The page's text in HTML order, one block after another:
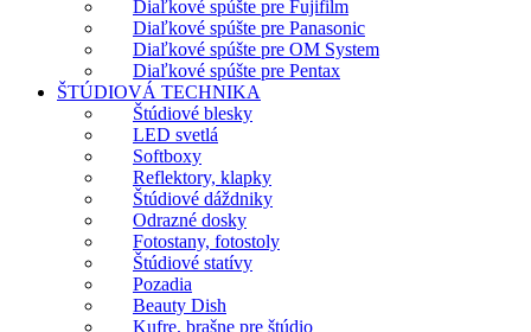
Diaľkové spúšte pre Fujifilm
Diaľkové spúšte pre Panasonic
Diaľkové spúšte pre OM System
Diaľkové spúšte pre Pentax
ŠTÚDIOVÁ TECHNIKA
Štúdiové blesky
LED svetlá
Softboxy
Reflektory, klapky
Štúdiové dáždniky
Odrazné dosky
Fotostany, fotostoly
Štúdiové statívy
Pozadia
Beauty Dish
Kufre, brašne pre štúdio